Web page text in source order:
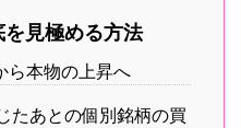
見極める方法
ら本物の上昇へ
たあとの個別銘柄の買